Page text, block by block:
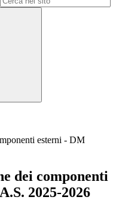
esterni - DM
dei componenti
2025-2026